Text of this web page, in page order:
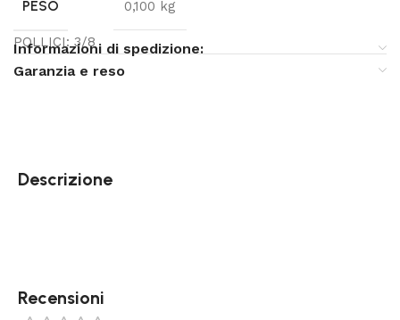
PESO 0,100 kg
POLLICI: 3/8
Informazioni di spedizione:
Garanzia e reso
Descrizione
Recensioni